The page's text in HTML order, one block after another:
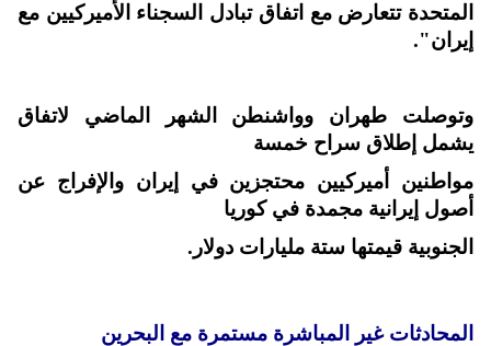
المتحدة تتعارض مع اتفاق تبادل السجناء الأميركيين مع
إيران".
وتوصلت طهران وواشنطن الشهر الماضي لاتفاق
يشمل إطلاق سراح خمسة
مواطنين أميركيين محتجزين في إيران والإفراج عن
أصول إيرانية مجمدة في كوريا
الجنوبية قيمتها ستة مليارات دولار.
المحادثات غير المباشرة مستمرة مع البحرين